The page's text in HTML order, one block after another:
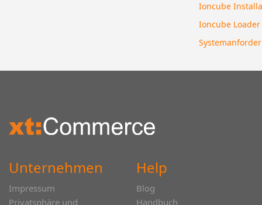
Ioncube
Ioncube
Unternehmen
Impressum
Privatsphäre und
Help
Blog
Handbuch